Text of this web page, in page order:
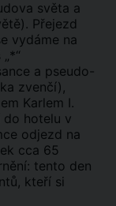
světa a
Přejezd
vydáme na
a pseudo-
zvenčí),
Karlem I.
do hotelu v
odjezd na
cca 65
tento den
kteří si